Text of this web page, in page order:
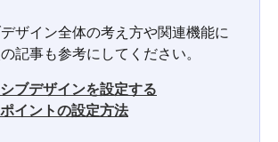
ザイン全体の考え方や関連機能に
記事も参考にしてください。
ブデザインを設定する
イントの設定方法